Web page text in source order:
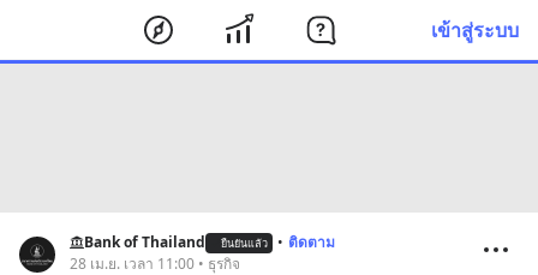
เข้าสู่ระบบ
Bank of Thailand ยืนยันแล้ว • ติดตาม
28 เม.ย. เวลา 11:00 • ธุรกิจ